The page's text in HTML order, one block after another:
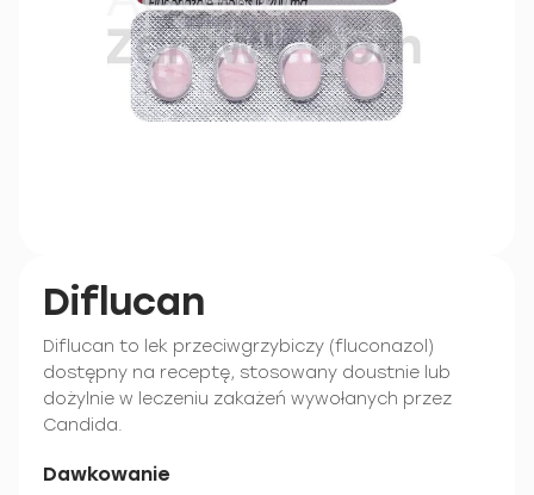
Diflucan
Diflucan to lek przeciwgrzybiczy (fluconazol)
dostępny na receptę, stosowany doustnie lub
dożylnie w leczeniu zakażeń wywołanych przez
Candida.
Dawkowanie